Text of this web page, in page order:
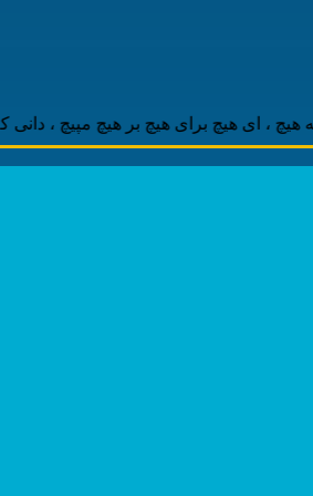
، ‌ای هیچ برای هیچ بر هیچ مپیچ ، دانی